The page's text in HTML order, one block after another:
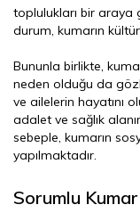
toplulukları bir araya
durum, kumarın
Bununla birlikte,
neden olduğu da
ve ailelerin hayatını
adalet ve sağlık
sebeple, kumarın
yapılmaktadır.
Sorumlu